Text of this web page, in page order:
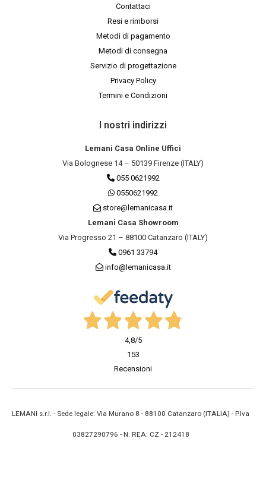
Contattaci
Resi e rimborsi
Metodi di pagamento
Metodi di consegna
Servizio di progettazione
Privacy Policy
Termini e Condizioni
I nostri indirizzi
Lemani Casa Online Uffici
Via Bolognese 14 – 50139 Firenze (ITALY)
055 0621992
0550621992
store@lemanicasa.it
Lemani Casa Showroom
Via Progresso 21 – 88100 Catanzaro (ITALY)
0961 33794
info@lemanicasa.it
4,8/5
153
Recensioni
LEMANI s.r.l. - Sede legale: Via Murano 8 - 88100 Catanzaro (ITALIA) - P.Iva
03827290796 - N. REA: CZ - 212418